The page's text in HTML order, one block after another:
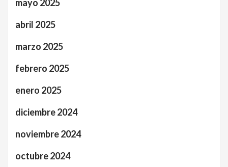
mayo 2025
abril 2025
marzo 2025
febrero 2025
enero 2025
diciembre 2024
noviembre 2024
octubre 2024